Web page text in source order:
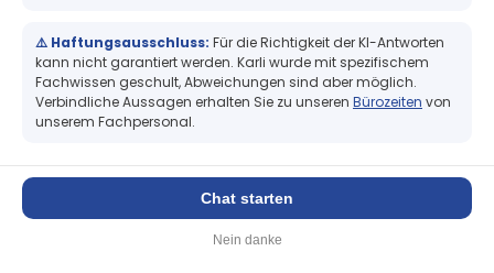
Datalogic Barcodescanner –
Zuverlässige Lesetechnologie
für Industrie und Handel
ist einer der weltweit führenden
Hersteller von Barcodescannern und Auto-ID-
Lösungen. Seit über 50 Jahren entwickelt das
⚠️ Haftungsausschluss: Für die Richtigkeit der KI-Antworten
kann nicht garantiert werden. Karli wurde mit spezifischem
Fachwissen geschult, Abweichungen sind aber möglich.
Verbindliche Aussagen erhalten Sie zu unseren Bürozeiten von
unserem Fachpersonal.
Chat starten
Nein danke